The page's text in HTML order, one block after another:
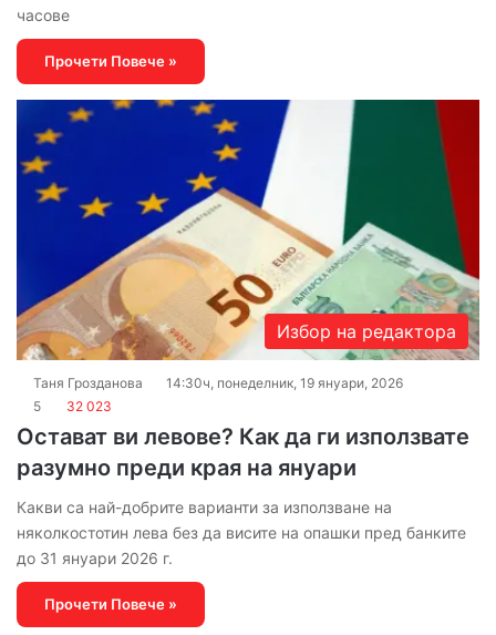
часове
Прочети Повече »
Избор на редактора
Таня Грозданова
14:30ч, понеделник, 19 януари, 2026
5
32 023
Остават ви левове? Как да ги използвате
разумно преди края на януари
Какви са най-добрите варианти за използване на
няколкостотин лева без да висите на опашки пред банките
до 31 януари 2026 г.
Прочети Повече »